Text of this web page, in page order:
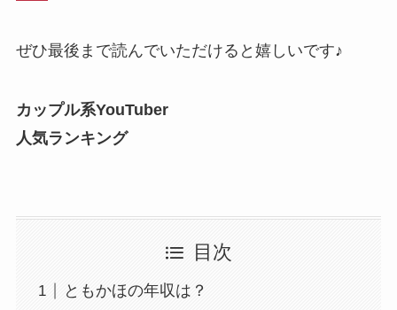
ぜひ最後まで読んでいただけると嬉しいです♪
カップル系YouTuber
人気ランキング
目次
ともかほの年収は？